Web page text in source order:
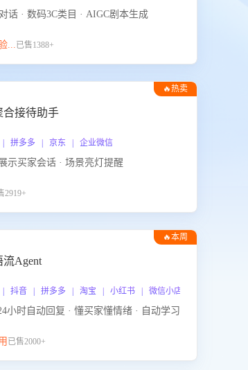
话 · 数码3C类目 · AIGC剧本生成
...已售1388+
🔥热卖
合接待助手
拼多多 | 京东 | 企业微信
示买家会话 · 场景亮灯提醒
2919+
🔥本周
流Agent
抖音 | 拼多多 | 淘宝 | 小红书 | 微信小店 | 快手 | 唯品
小时自动回复 · 懂买家懂情绪 · 自动学习
已售2000+